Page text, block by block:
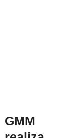
GMM